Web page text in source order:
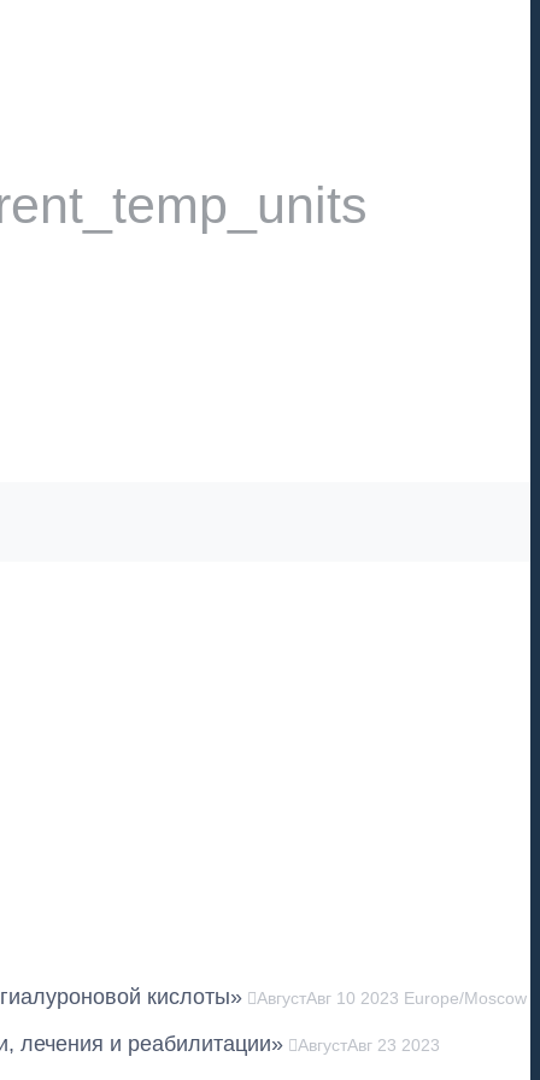
кислоты» АвгустАвг 10 2023 Europe/Moscow
лечения и реабилитации» АвгустАвг 23 2023